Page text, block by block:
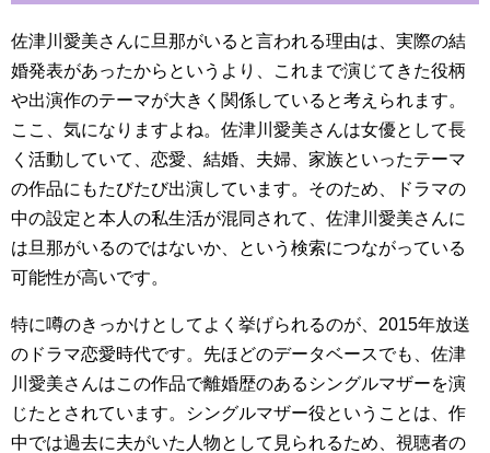
佐津川愛美さんに旦那がいると言われる理由は、実際の結
婚発表があったからというより、これまで演じてきた役柄
や出演作のテーマが大きく関係していると考えられます。
ここ、気になりますよね。佐津川愛美さんは女優として長
く活動していて、恋愛、結婚、夫婦、家族といったテーマ
の作品にもたびたび出演しています。そのため、ドラマの
中の設定と本人の私生活が混同されて、佐津川愛美さんに
は旦那がいるのではないか、という検索につながっている
可能性が高いです。
特に噂のきっかけとしてよく挙げられるのが、2015年放送
のドラマ恋愛時代です。先ほどのデータベースでも、佐津
川愛美さんはこの作品で離婚歴のあるシングルマザーを演
じたとされています。シングルマザー役ということは、作
中では過去に夫がいた人物として見られるため、視聴者の